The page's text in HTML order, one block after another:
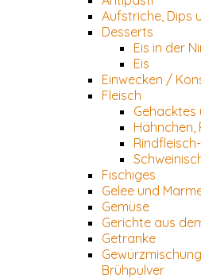
Aufstriche, Dips
Desserts
Eis in der
Eis
Einwecken /
Fleisch
Gehacktes
Hähnchen,
Fischiges
Gelee und
Gemüse
Gerichte aus
Getränke
Brühpulver